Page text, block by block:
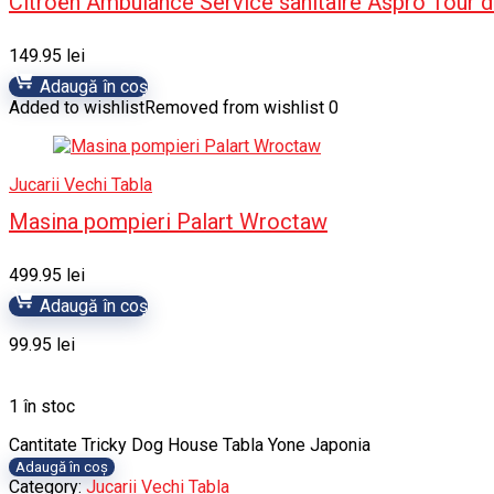
149.95 lei
Adaugă în coș
Added to wishlistRemoved from wishlist 0
Jucarii Vechi Tabla
Masina pompieri Palart Wroctaw
499.95 lei
Adaugă în coș
99.95 lei
1 în stoc
Cantitate Tricky Dog House Tabla Yone Japonia
Adaugă în coș
Category: Jucarii Vechi Tabla